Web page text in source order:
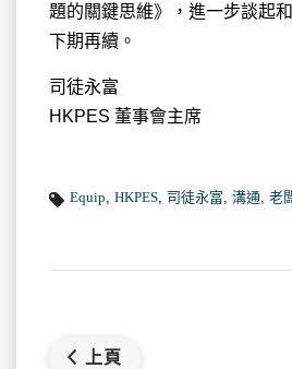
題的關鍵思維》，進一步談起
下期再續。
司徒永富
HKPES 董事會主席
Equip, HKPES, 司徒永富, 溝通, 老
上頁